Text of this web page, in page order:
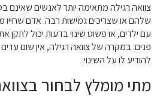
צוואה רגילה מתאימה יותר לאנשים שאינם
שלהם או שצריכים גמישות רבה. אדם שחייו
עם ילדים, או פשוט שינוי בדעות יכול לתקן
פנים. במקרה של צוואה רגילה, אין שום עדים
להודיע לו על השינוי.
מתי מומלץ לבחור